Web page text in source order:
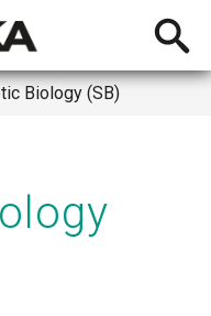
Open
Biology (SB)